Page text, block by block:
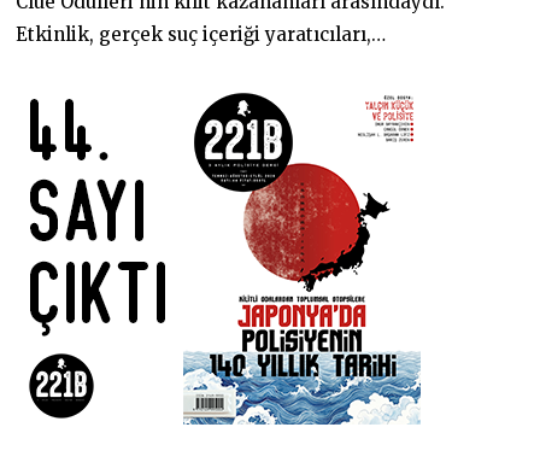
Etkinlik, gerçek suç içeriği yaratıcıları,…